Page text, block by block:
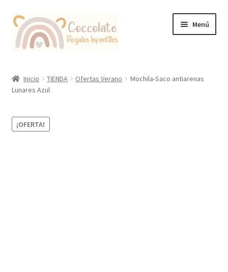
Ir
la
Ir
contenido
Menú
Coccolate Puericultura y Juguetería Educativa
Inicio TIENDA Ofertas Verano
Mochila-Saco antiarenas
Lunares Azul
¡OFERTA!